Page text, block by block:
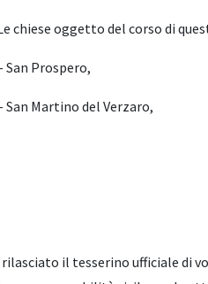
chiese oggetto del corso di
San Prospero,
San Martino del Verzaro,
il tesserino ufficiale